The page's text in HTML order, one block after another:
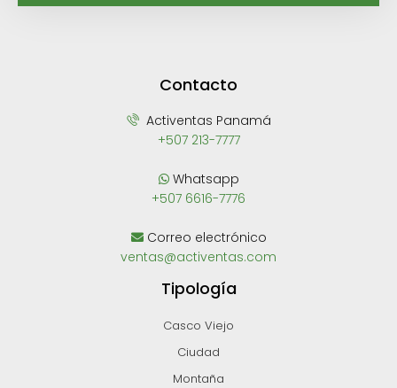
Contacto
Activentas Panamá
+507 213-7777
Whatsapp
+507 6616-7776
Correo electrónico
ventas@activentas.com
Tipología
Casco Viejo
Ciudad
Montaña